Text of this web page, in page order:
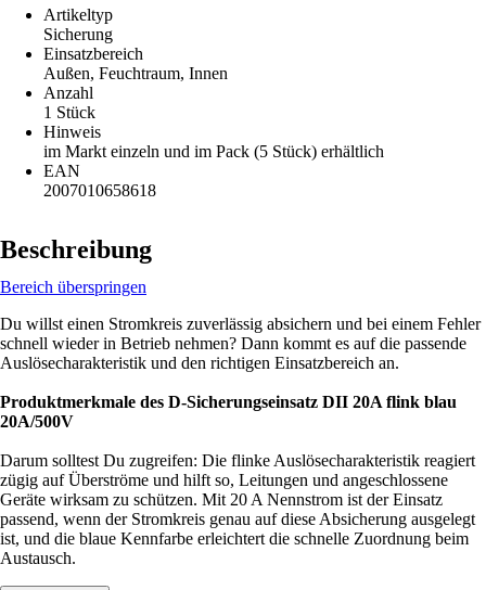
Artikeltyp
Sicherung
Einsatzbereich
Außen, Feuchtraum, Innen
Anzahl
1 Stück
Hinweis
im Markt einzeln und im Pack (5 Stück) erhältlich
EAN
2007010658618
Beschreibung
Bereich überspringen
Du willst einen Stromkreis zuverlässig absichern und bei einem Fehler
schnell wieder in Betrieb nehmen? Dann kommt es auf die passende
Auslösecharakteristik und den richtigen Einsatzbereich an.
Produktmerkmale des D-Sicherungseinsatz DII 20A flink blau
20A/500V
Darum solltest Du zugreifen: Die flinke Auslösecharakteristik reagiert
zügig auf Überströme und hilft so, Leitungen und angeschlossene
Geräte wirksam zu schützen. Mit 20 A Nennstrom ist der Einsatz
passend, wenn der Stromkreis genau auf diese Absicherung ausgelegt
ist, und die blaue Kennfarbe erleichtert die schnelle Zuordnung beim
Austausch.